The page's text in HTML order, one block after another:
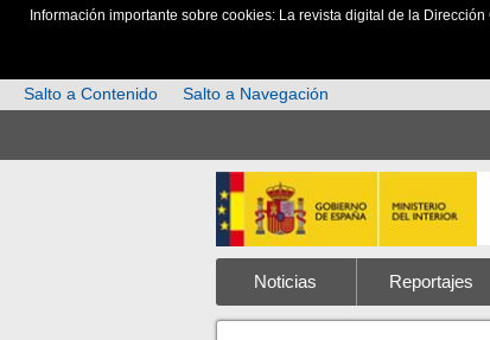
Información importante sobre cookies: La revista digital de la
Salto a Contenido
Salto a Navegación
Noticias Reportajes